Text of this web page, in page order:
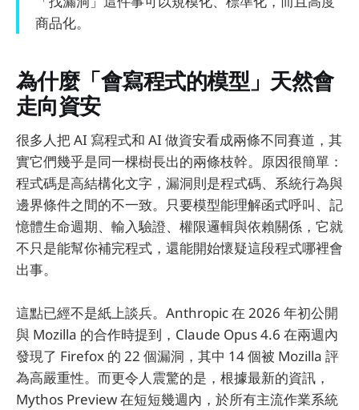
商品化。
為什麼「會寫程式的模型」天然會
走向資安
很多人把 AI 寫程式和 AI 做資安看成兩條不同賽道，其
實它們幾乎是同一棵樹長出的兩條枝幹。原因很簡單：
程式碼是高結構化文字，漏洞則是程式碼、系統行為與
邊界條件之間的不一致。只要模型能理解函式呼叫、記
憶體生命週期、輸入驗證、權限邏輯與依賴關係，它就
不只是能幫你補完程式，還能開始懷疑這段程式哪裡會
出事。
這點已經不是紙上談兵。Anthropic 在 2026 年初公開
與 Mozilla 的合作時提到，Claude Opus 4.6 在兩週內
發現了 Firefox 的 22 個漏洞，其中 14 個被 Mozilla 評
為高嚴重性。而更令人震驚的是，根據最新的資訊，
Mythos Preview 在短短幾週內，於所有主流作業系統